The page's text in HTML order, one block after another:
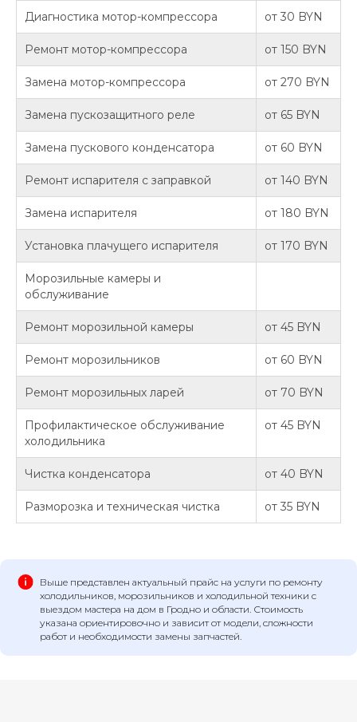
Диагностика мотор-компрессора от 30 BYN
Ремонт мотор-компрессора от 150 BYN
Замена мотор-компрессора от 270 BYN
Замена пускозащитного реле от 65 BYN
Замена пускового конденсатора от 60 BYN
Ремонт испарителя с заправкой от 140 BYN
Замена испарителя от 180 BYN
Установка плачущего испарителя от 170 BYN
Морозильные камеры и
обслуживание
Ремонт морозильной камеры от 45 BYN
Ремонт морозильников от 60 BYN
Ремонт морозильных ларей от 70 BYN
Профилактическое обслуживание
холодильника
от 45 BYN
Чистка конденсатора от 40 BYN
Разморозка и техническая чистка от 35 BYN
Выше представлен актуальный прайс на услуги по ремонту
холодильников, морозильников и холодильной техники с
выездом мастера на дом в Гродно и области. Стоимость
указана ориентировочно и зависит от модели, сложности
работ и необходимости замены запчастей.